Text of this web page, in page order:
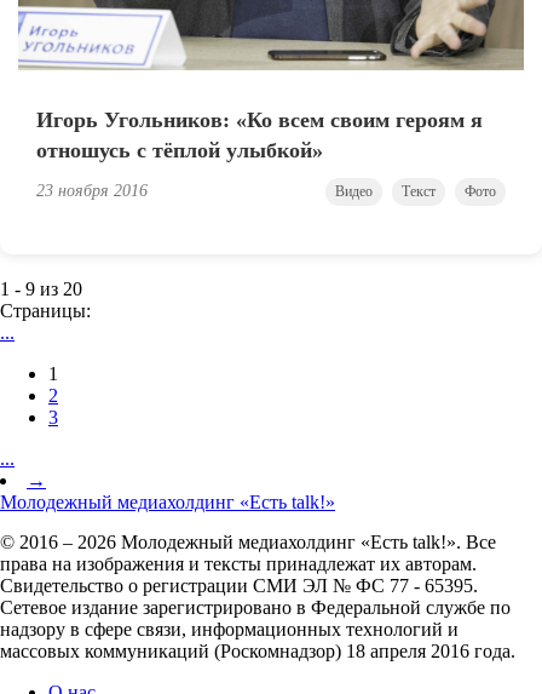
Игорь Угольников: «Ко всем своим героям я
отношусь с тёплой улыбкой»
23 ноября 2016 Видео Текст Фото
1 - 9 из 20
Страницы:
...
1
2
3
...
→
Молодежный медиахолдинг «Есть talk!»
© 2016 – 2026 Молодежный медиахолдинг «Есть talk!». Все
права на изображения и тексты принадлежат их авторам.
Свидетельство о регистрации СМИ ЭЛ № ФС 77 - 65395.
Сетевое издание зарегистрировано в Федеральной службе по
надзору в сфере связи, информационных технологий и
массовых коммуникаций (Роскомнадзор) 18 апреля 2016 года.